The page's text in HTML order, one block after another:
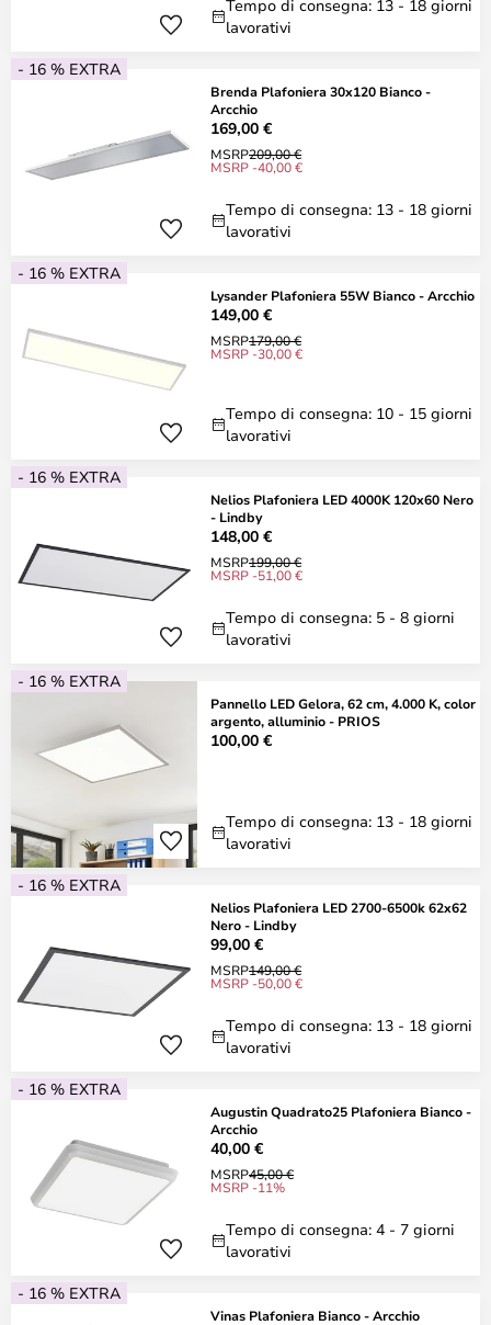
Tempo di consegna: 13 - 18 giorni
lavorativi
- 16 % EXTRA
Brenda Plafoniera 30x120 Bianco -
Arcchio
169,00 €
MSRP209,00 €
MSRP -40,00 €
Tempo di consegna: 13 - 18 giorni
lavorativi
- 16 % EXTRA
Lysander Plafoniera 55W Bianco - Arcchio
149,00 €
MSRP179,00 €
MSRP -30,00 €
Tempo di consegna: 10 - 15 giorni
lavorativi
- 16 % EXTRA
Nelios Plafoniera LED 4000K 120x60 Nero
- Lindby
148,00 €
MSRP199,00 €
MSRP -51,00 €
Tempo di consegna: 5 - 8 giorni
lavorativi
- 16 % EXTRA
Pannello LED Gelora, 62 cm, 4.000 K, color
argento, alluminio - PRIOS
100,00 €
Tempo di consegna: 13 - 18 giorni
lavorativi
- 16 % EXTRA
Nelios Plafoniera LED 2700-6500k 62x62
Nero - Lindby
99,00 €
MSRP149,00 €
MSRP -50,00 €
Tempo di consegna: 13 - 18 giorni
lavorativi
- 16 % EXTRA
Augustin Quadrato25 Plafoniera Bianco -
Arcchio
40,00 €
MSRP45,00 €
MSRP -11%
Tempo di consegna: 4 - 7 giorni
lavorativi
- 16 % EXTRA
Vinas Plafoniera Bianco - Arcchio